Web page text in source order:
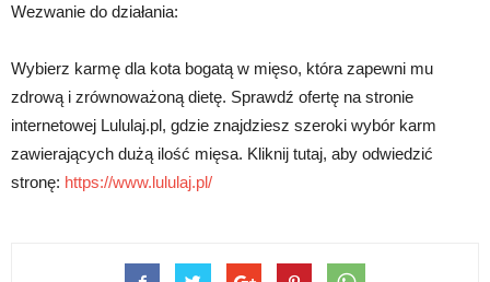
Wezwanie do działania:
Wybierz karmę dla kota bogatą w mięso, która zapewni mu
zdrową i zrównoważoną dietę. Sprawdź ofertę na stronie
internetowej Lululaj.pl, gdzie znajdziesz szeroki wybór karm
zawierających dużą ilość mięsa. Kliknij tutaj, aby odwiedzić
stronę: https://www.lululaj.pl/